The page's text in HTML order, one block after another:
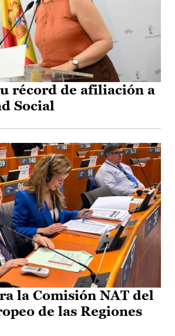
récord de afiliación a
Social
la Comisión NAT del
de las Regiones